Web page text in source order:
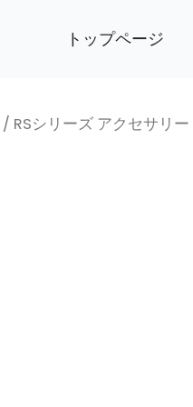
トップページ
/ RSシリーズ アクセサリー